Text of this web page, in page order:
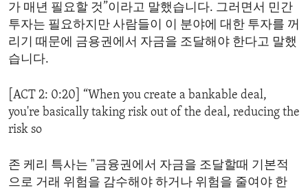
가 매년 필요할 것”이라고 말했습니다. 그러면서 민간
투자는 필요하지만 사람들이 이 분야에 대한 투자를 꺼
리기 때문에 금용권에서 자금을 조달해야 한다고 말했
습니다.
[ACT 2: 0:20] “When you create a bankable deal,
you're basically taking risk out of the deal, reducing the
risk so
존 케리 특사는 "금융권에서 자금을 조달할때 기본적
으로 거래 위험을 감수해야 하거나 위험을 줄여야 한